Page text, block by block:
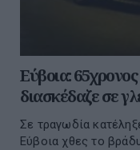
Εύβοια:
διασκέδαζε σε
Σε τραγωδία
Εύβοια χθες το